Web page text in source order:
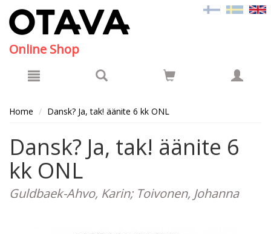
Online Shop
Home Dansk? Ja, tak! äänite 6 kk ONL
Dansk? Ja, tak! äänite 6
kk ONL
Guldbaek-Ahvo, Karin; Toivonen, Johanna